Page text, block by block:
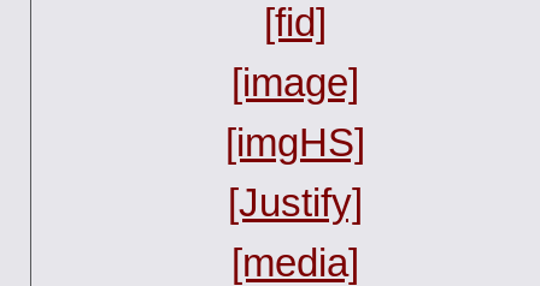
[fid]
[image]
[imgHS]
[Justify]
[media]